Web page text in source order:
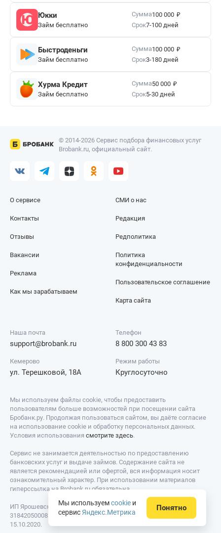
Юкки
Займ бесплатно
Сумма100 000 ₽
Срок7-100 дней
Быстроденьги
Займ бесплатно
Сумма100 000 ₽
Срок3-180 дней
Хурма Кредит
Займ бесплатно
Сумма50 000 ₽
Срок5-30 дней
© 2014-2026 Сервис подбора финансовых услуг
Brobank.ru, официальный сайт.
О сервисе
Контакты
Отзывы
СМИ о нас
Редакция
Редполитика
Вакансии
Реклама
Как мы зарабатываем
Политика
конфиденциальности
Пользовательское соглашение
Карта сайта
Наша почта
support@brobank.ru
Телефон
8 800 300 43 83
Кемерово
ул. Терешковой, 18А
Режим работы
Круглосуточно
Мы используем файлы cookie, чтобы предоставить
пользователям больше возможностей при посещении сайта
Бробанк.ру. Продолжая пользоваться сайтом, вы даёте согласие
на использование cookie и обработку персональных данных.
Условия использования смотрите здесь.
Сервис не занимается деятельностью по предоставлению
банковских услуг и выдаче займов. Содержание сайта не
является рекомендацией или офертой, вся информация носит
ознакомительный характер. При использовании материалов
гиперссылка на Brobank.ru обязательна.
ИП Ярошевский Д.И. ИНН: 423082922740. ОГРНИП:
318420500081301. Свидетельство на товарный знак № 779639 от
15.10.2020.
Мы используемcookie и
сервис Яндекс.Метрика Понятно